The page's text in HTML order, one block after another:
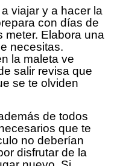
viajar y a hacer la
con días de
meter. Elabora una
necesitas.
la maleta ve
salir revisa que
se te olviden
de todos
que te
no deberían
disfrutar de la